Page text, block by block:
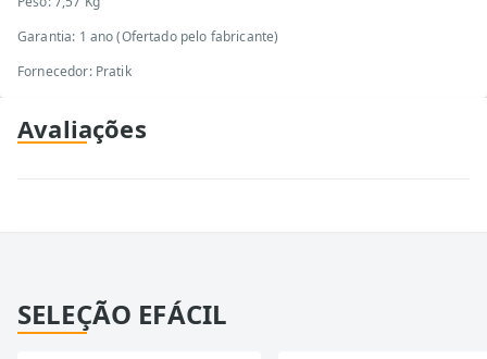
Garantia: 1 ano (Ofertado pelo fabricante)
Fornecedor: Pratik
Avaliações
SELEÇÃO EFÁCIL